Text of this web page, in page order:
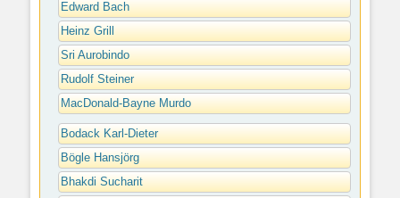
Edward Bach
Heinz Grill
Sri Aurobindo
Rudolf Steiner
MacDonald-Bayne Murdo
Bodack Karl-Dieter
Bögle Hansjörg
Bhakdi Sucharit